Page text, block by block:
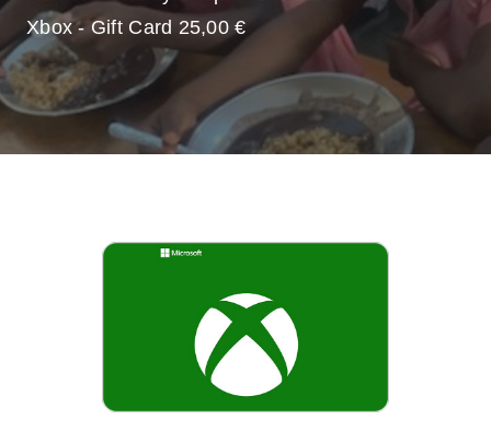
Xbox - Gift Card 25,00 €